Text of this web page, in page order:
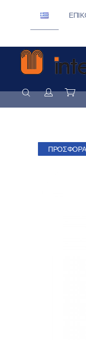
ΑΝΑΖΉΤΗΣΗ
Σύνδεση
ΠΡΟΣΦΟΡΆ